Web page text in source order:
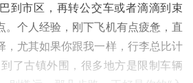
到市区，再转公交车或者滴滴到束
。个人经验，刚下飞机有点疲惫，直
，尤其如果你跟我一样，行李总比计
了古镇外围，很多地方是限制车辆